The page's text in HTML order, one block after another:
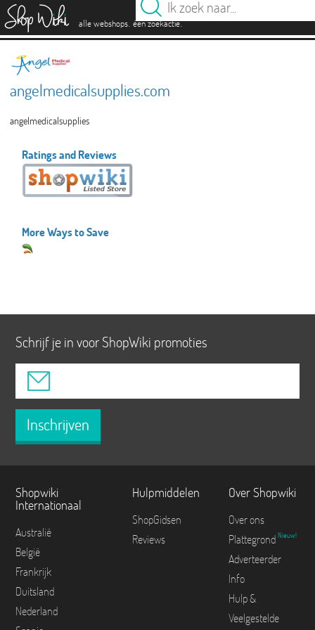
alle webshops. één zoekactie.
angelmedicalsupplies.com
angelmedicalsupplies
Ratings and Reviews
More Ways to Save
Schrijf je in voor ShopWiki promoties
Inschrijven
Shopwiki
Internationaal
Australië
België
Frankrijk
Duitsland
Nederland
Hulpmiddelen
ShopGidsen
Reviews
Over Shopwiki
Over ons
Plattegrond Nieuw!
Adverteerder
Info
Hulp &
Veelgestelde